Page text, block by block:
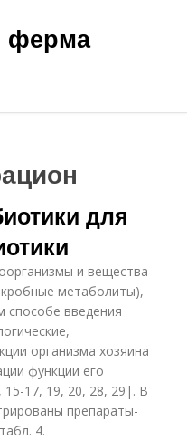
ферма
для
и вещества
метаболиты),
способе введения
организма хозяина
функции его
17, 19, 20, 28, 29|. В
препараты-
4.